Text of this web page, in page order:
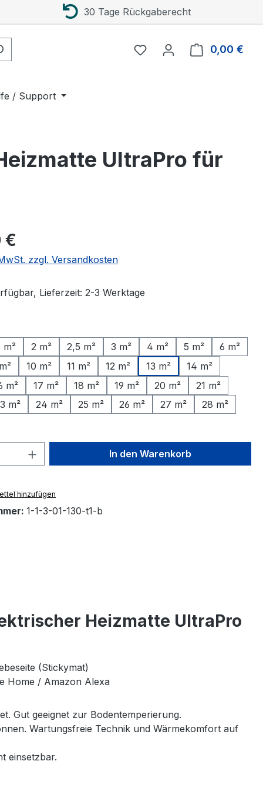
30 Tage Rückgaberecht
0,00 €
/ Support
UltraPro für
€
zzgl. Versandkosten
Lieferzeit: 2-3 Werktage
m² 2 m² 2,5 m² 3 m² 4 m² 5 m²
6 m²
10 m² 11 m² 12 m² 13 m²
14 m²
m² 17 m² 18 m² 19 m² 20 m²
21 m²
m² 24 m² 25 m² 26 m² 27 m²
28 m²
Anzahl: Gib den gewünschten Wert
In den Warenkorb
hinzufügen
1-1-3-01-130-t1-b
Heizmatte UltraPro
(Stickymat)
Home / Amazon Alexa
Gut geeignet zur Bodentemperierung.
Wartungsfreie Technik und Wärmekomfort auf
einsetzbar.